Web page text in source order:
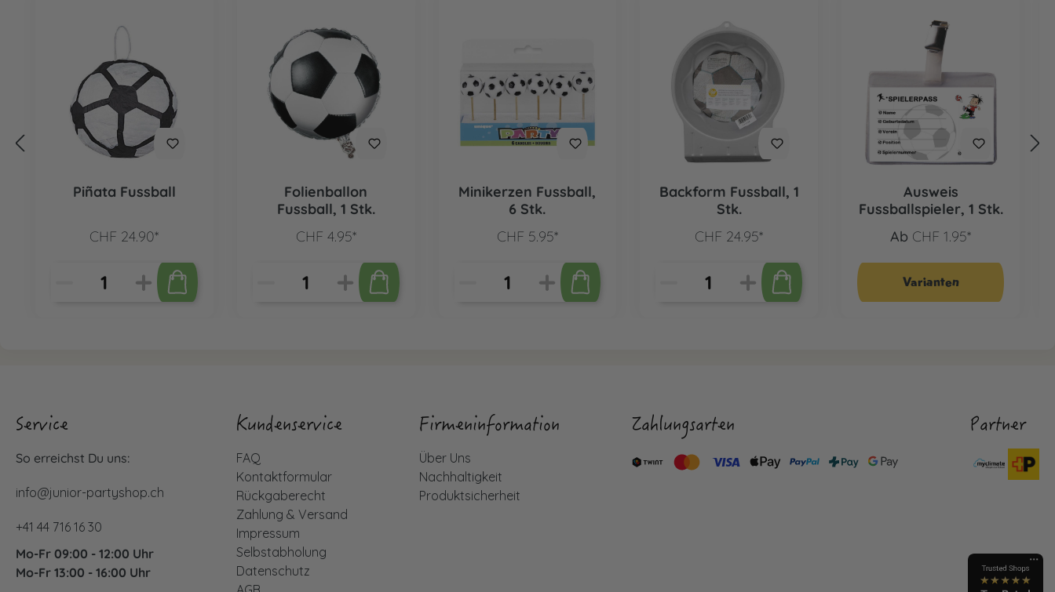
Piñata Fussball
CHF 24.90*
Folienballon
Fussball, 1 Stk.
CHF 4.95*
Minikerzen Fussball,
6 Stk.
CHF 5.95*
Backform Fussball, 1
Stk.
CHF 24.95*
Ausweis
Fussballspieler, 1 Stk.
Ab CHF 1.95*
Varianten
Service
So erreichst Du uns:
info@junior-partyshop.ch
+41 44 716 16 30
Mo-Fr 09:00 - 12:00 Uhr
Mo-Fr 13:00 - 16:00 Uhr
Kundenservice
FAQ
Kontaktformular
Rückgaberecht
Zahlung & Versand
Impressum
Selbstabholung
Datenschutz
Firmeninformation
Über Uns
Nachhaltigkeit
Produktsicherheit
Zahlungsarten Partner